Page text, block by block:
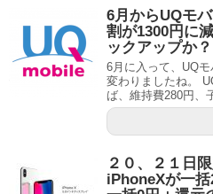
6月からUQモ
割が1300円に
ックアップか？
6月に入って、UQ
変わりましたね。
ば、維持費280円、
２０、２１日
iPhoneXが一